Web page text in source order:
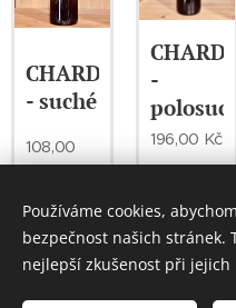
CHARDONNAY
- suché
108,00
-
196,00 Kč
© 2026 Roudnická
Používáme cookies,
bezpečnost našich stránek.
nejlepší zkušenost při jejich